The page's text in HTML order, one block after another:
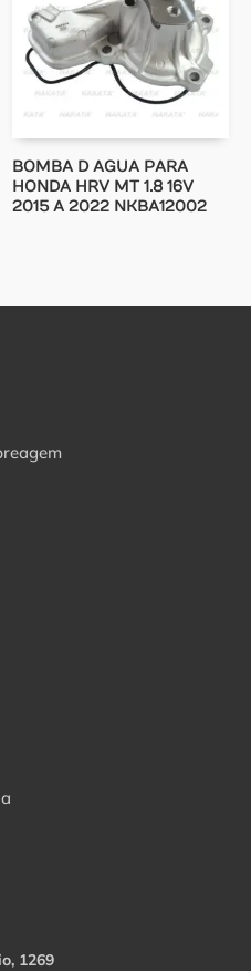
BOMBA D AGUA PARA
HONDA HRV MT 1.8 16V
2015 A 2022 NKBA12002
1269